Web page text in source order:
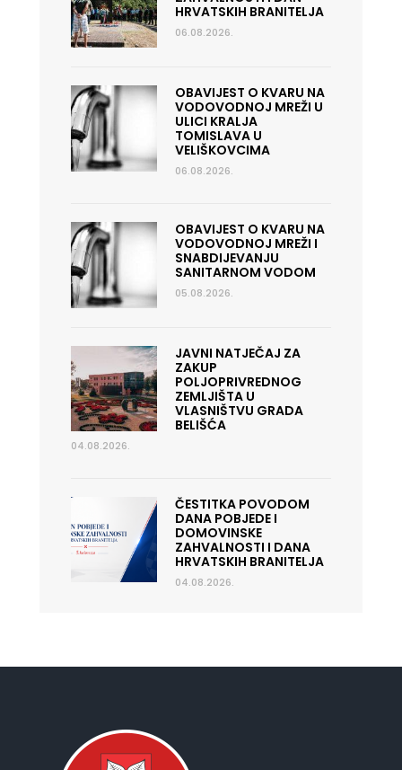
HRVATSKIH BRANITELJA
06.08.2026.
OBAVIJEST O KVARU NA
VODOVODNOJ MREŽI U
ULICI KRALJA
TOMISLAVA U
VELIŠKOVCIMA
06.08.2026.
OBAVIJEST O KVARU NA
VODOVODNOJ MREŽI I
SNABDIJEVANJU
SANITARNOM VODOM
05.08.2026.
JAVNI NATJEČAJ ZA
ZAKUP
POLJOPRIVREDNOG
ZEMLJIŠTA U
VLASNIŠTVU GRADA
BELIŠĆA
04.08.2026.
ČESTITKA POVODOM
DANA POBJEDE I
DOMOVINSKE
ZAHVALNOSTI I DANA
HRVATSKIH BRANITELJA
04.08.2026.